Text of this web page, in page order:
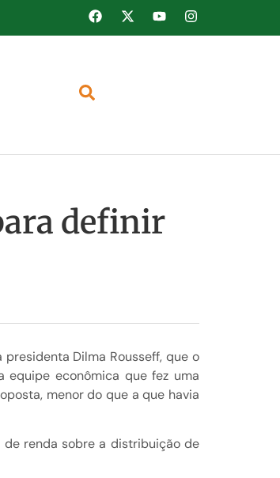
definir
Dilma Rousseff, que o
equipe econômica que fez uma
menor do que a que havia
de renda sobre a distribuição de